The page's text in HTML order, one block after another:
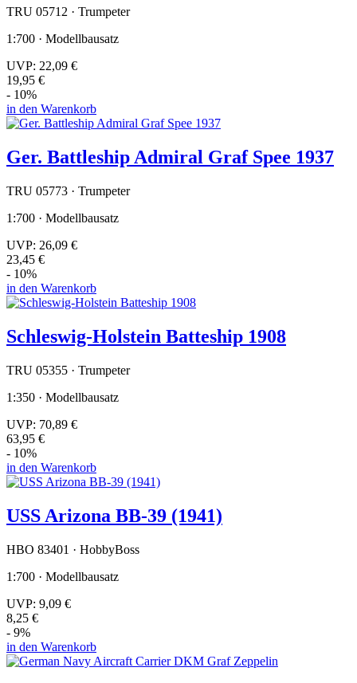
TRU 05712 · Trumpeter
1:700 · Modellbausatz
UVP: 22,09 €
19,95 €
- 10%
in den Warenkorb
Ger. Battleship Admiral Graf Spee 1937
TRU 05773 · Trumpeter
1:700 · Modellbausatz
UVP: 26,09 €
23,45 €
- 10%
in den Warenkorb
Schleswig-Holstein Batteship 1908
TRU 05355 · Trumpeter
1:350 · Modellbausatz
UVP: 70,89 €
63,95 €
- 10%
in den Warenkorb
USS Arizona BB-39 (1941)
HBO 83401 · HobbyBoss
1:700 · Modellbausatz
UVP: 9,09 €
8,25 €
- 9%
in den Warenkorb